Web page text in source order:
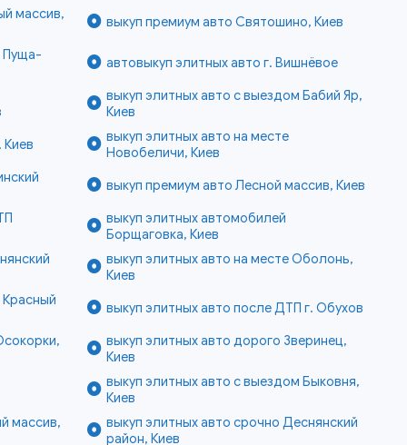
массив,
выкуп премиум авто Святошино, Киев
Пуща-
автовыкуп элитных авто г. Вишнёвое
выкуп элитных авто с выездом Бабий Яр,
Киев
Киев
выкуп элитных авто на месте
Новобеличи, Киев
выкуп премиум авто Лесной массив, Киев
выкуп элитных автомобилей
Борщаговка, Киев
выкуп элитных авто на месте Оболонь,
Киев
Красный
выкуп элитных авто после ДТП г. Обухов
выкуп элитных авто дорого Зверинец,
Киев
выкуп элитных авто с выездом Быковня,
Киев
массив,
выкуп элитных авто срочно Деснянский
район, Киев